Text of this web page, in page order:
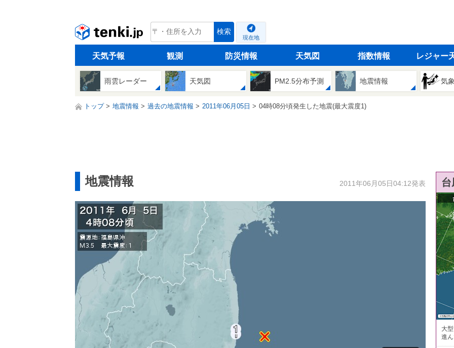
tenki.jp 検索
現在地
天気予報 観測 防災情報 天気図 指数情報 レジャー
雨雲レーダー 天気図 PM2.5分布予測 地震情報 気
トップ 地震情報 過去の地震情報 2011年06月05日 04時08分頃発生した地震(最大震度1)
地震情報 2011年06月05日04:12発表
大
進